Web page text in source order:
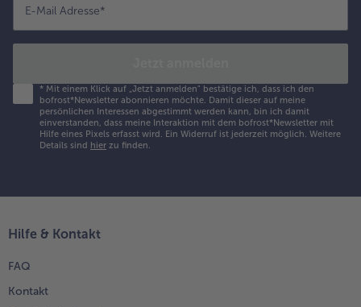
E-Mail Adresse*
* Mit einem Klick auf „Jetzt anmelden" bestätige ich, dass ich den
bofrost*Newsletter abonnieren möchte. Damit dieser auf meine
persönlichen Interessen abgestimmt werden kann, bin ich damit
einverstanden, dass meine Interaktion mit dem bofrost*Newsletter mit
Hilfe eines Pixels erfasst wird. Ein Widerruf ist jederzeit möglich. Weitere
Details sind hier zu finden.
Hilfe & Kontakt
FAQ
Kontakt